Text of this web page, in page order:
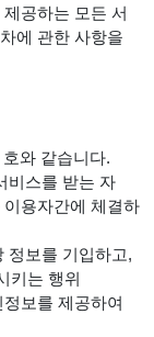
공하는 모든 서
에 관한 사항을
와 같습니다.
비스를 받는 자
용자간에 체결하
정보를 기입하고,
키는 행위
보를 제공하여